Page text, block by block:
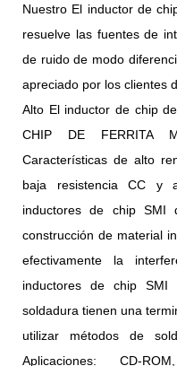
Nuestro El inductor de
resuelve las fuentes de
de ruido de modo
apreciado por los clientes
Alto El inductor de chip
CHIP DE FERRITA
Características de alto
baja resistencia CC y
inductores de chip SMI
construcción de material
efectivamente la
inductores de chip
soldadura tienen una
utilizar métodos de
Aplicaciones: CD-